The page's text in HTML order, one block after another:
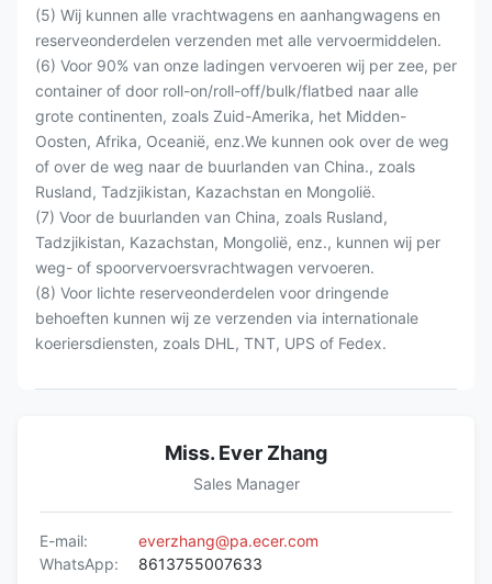
(5) Wij kunnen alle vrachtwagens en aanhangwagens en
reserveonderdelen verzenden met alle vervoermiddelen.
(6) Voor 90% van onze ladingen vervoeren wij per zee, per
container of door roll-on/roll-off/bulk/flatbed naar alle
grote continenten, zoals Zuid-Amerika, het Midden-
Oosten, Afrika, Oceanië, enz.We kunnen ook over de weg
of over de weg naar de buurlanden van China., zoals
Rusland, Tadzjikistan, Kazachstan en Mongolië.
(7) Voor de buurlanden van China, zoals Rusland,
Tadzjikistan, Kazachstan, Mongolië, enz., kunnen wij per
weg- of spoorvervoersvrachtwagen vervoeren.
(8) Voor lichte reserveonderdelen voor dringende
behoeften kunnen wij ze verzenden via internationale
koeriersdiensten, zoals DHL, TNT, UPS of Fedex.
Miss. Ever Zhang
Sales Manager
E-mail:
everzhang@pa.ecer.com
WhatsApp:
8613755007633